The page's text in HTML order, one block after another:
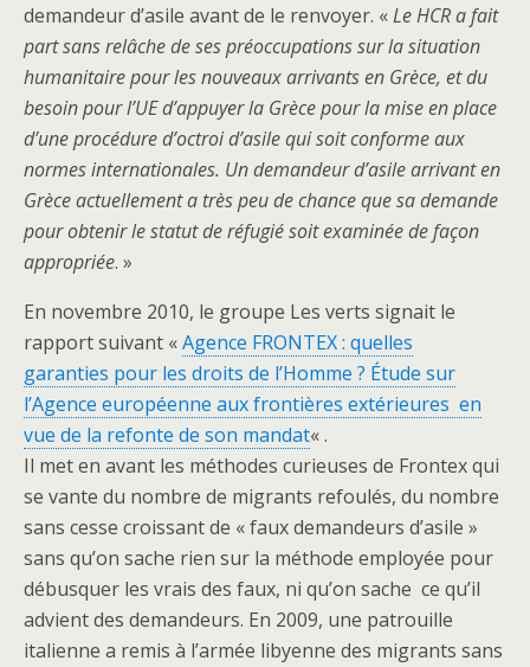
demandeur d’asile avant de le renvoyer. «Le HCR a fait
part sans relâche de ses préoccupations sur la situation
humanitaire pour les nouveaux arrivants en Grèce, et du
besoin pour l’UE d’appuyer la Grèce pour la mise en place
d’une procédure d’octroi d’asile qui soit conforme aux
normes internationales. Un demandeur d’asile arrivant en
Grèce actuellement a très peu de chance que sa demande
pour obtenir le statut de réfugié soit examinée de façon
appropriée. »
En novembre 2010, le groupe Les verts signait le
rapport suivant «Agence FRONTEX : quelles
garanties pour les droits de l’Homme ? Étude sur
l’Agence européenne aux frontières extérieures en
vue de la refonte de son mandat« .
Il met en avant les méthodes curieuses de Frontex qui
se vante du nombre de migrants refoulés, du nombre
sans cesse croissant de « faux demandeurs d’asile »
sans qu’on sache rien sur la méthode employée pour
débusquer les vrais des faux, ni qu’on sache ce qu’il
advient des demandeurs. En 2009, une patrouille
italienne a remis à l’armée libyenne des migrants sans